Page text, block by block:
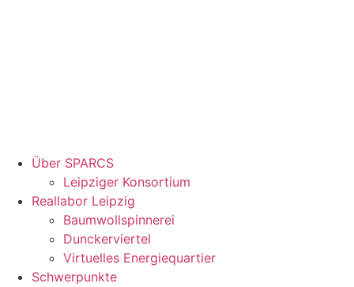
Über SPARCS
Leipziger Konsortium
Reallabor Leipzig
Baumwollspinnerei
Dunckerviertel
Virtuelles Energiequartier
Schwerpunkte